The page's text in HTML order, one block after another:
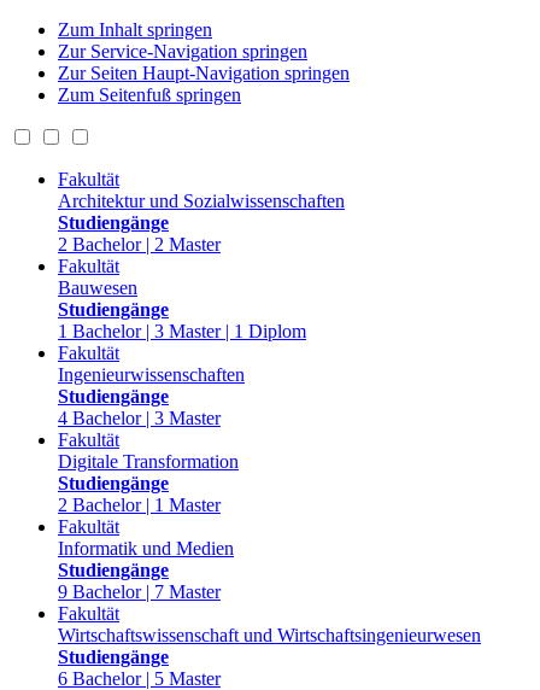
Zum Inhalt springen
Zur Service-Navigation springen
Zur Seiten Haupt-Navigation springen
Zum Seitenfuß springen
Fakultät
Architektur und Sozialwissenschaften
Studiengänge
2 Bachelor | 2 Master
Fakultät
Bauwesen
Studiengänge
1 Bachelor | 3 Master | 1 Diplom
Fakultät
Ingenieurwissenschaften
Studiengänge
4 Bachelor | 3 Master
Fakultät
Digitale Transformation
Studiengänge
2 Bachelor | 1 Master
Fakultät
Informatik und Medien
Studiengänge
9 Bachelor | 7 Master
Fakultät
Wirtschaftswissenschaft und Wirtschaftsingenieurwesen
Studiengänge
6 Bachelor | 5 Master